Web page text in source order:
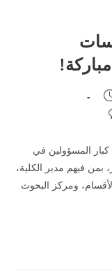
كبار المسؤولين في
بمن فيهم مدير الكلية،
ومركز البحوث